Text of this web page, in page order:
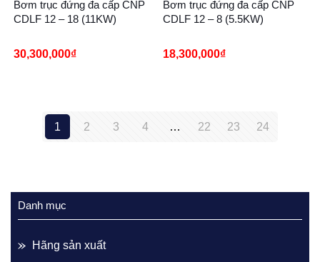
Bơm trục đứng đa cấp CNP
CDLF 12 – 18 (11KW)
30,300,000₫
Bơm trục đứng đa cấp CNP
CDLF 12 – 8 (5.5KW)
18,300,000₫
1 2 3 4 … 22 23 24
Danh mục
Hãng sản xuất